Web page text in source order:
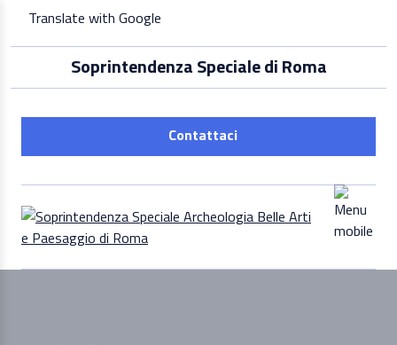
content
Translate with Google
Soprintendenza Speciale di Roma
Contattaci